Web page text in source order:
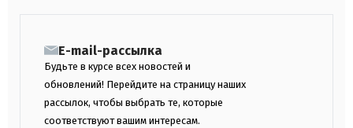
E-mail-рассылка
Будьте в курсе всех новостей и
обновлений! Перейдите на страницу наших
рассылок, чтобы выбрать те, которые
соответствуют вашим интересам.